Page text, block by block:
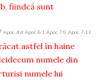
fiindcă sunt
† Apoc 4:4 Apoc 6:1 Apoc 7:9 Apoc 7:13
astfel în haine
numele din
numele lui